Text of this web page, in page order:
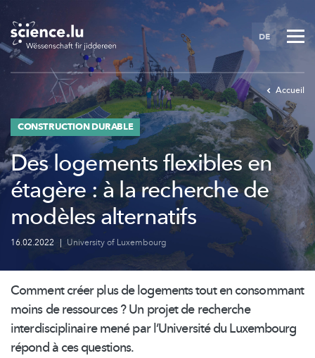
Skip
main
content
DE
Accueil
CONSTRUCTION DURABLE
Des logements flexibles en
étagère : à la recherche de
modèles alternatifs
16.02.2022 | University of Luxembourg
Comment créer plus de logements tout en consommant
moins de ressources ? Un projet de recherche
interdisciplinairemené parl’Universitédu Luxembourg
répond à ces questions.